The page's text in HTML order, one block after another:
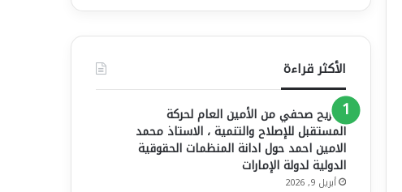
الأكثر قراءة
تصريح صحفي من الأمين العام لحركة
المستقبل للإصلاح والتنمية ، الاستاذ محمد
الامين احمد حول ادانة المنظمات الحقوقية
الدولية لدولة الإمارات
أبريل 9, 2026